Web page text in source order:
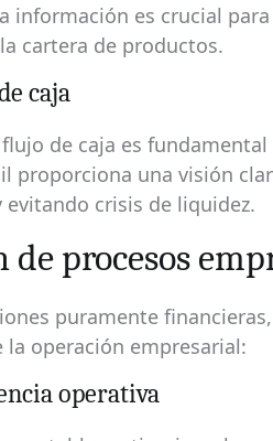
información es crucial
cartera de productos.
caja
de caja es
proporciona una visión
crisis de liquidez.
procesos
puramente
la operación empresarial:
operativa